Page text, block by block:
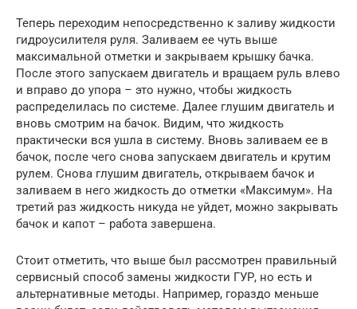
Теперь переходим непосредственно к заливу жидкости
гидроусилителя руля. Заливаем ее чуть выше
максимальной отметки и закрываем крышку бачка.
После этого запускаем двигатель и вращаем руль влево
и вправо до упора – это нужно, чтобы жидкость
распределилась по системе. Далее глушим двигатель и
вновь смотрим на бачок. Видим, что жидкость
практически вся ушла в систему. Вновь заливаем ее в
бачок, после чего снова запускаем двигатель и крутим
рулем. Снова глушим двигатель, открываем бачок и
заливаем в него жидкость до отметки «Максимум». На
третий раз жидкость никуда не уйдет, можно закрывать
бачок и капот – работа завершена.
Стоит отметить, что выше был рассмотрен правильный
сервисный способ замены жидкости ГУР, но есть и
альтернативные методы. Например, гораздо меньше